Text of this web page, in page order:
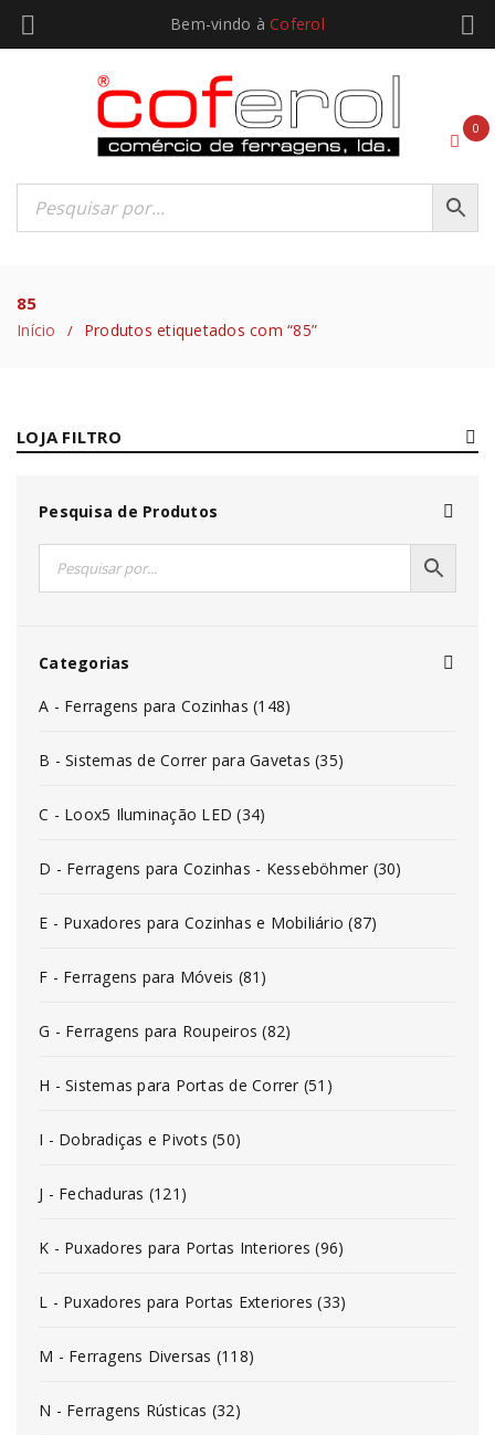
Bem-vindo à Coferol
0
85
Início / Produtos etiquetados com “85”
LOJA FILTRO
Pesquisa de Produtos
Categorias
A - Ferragens para Cozinhas (148)
B - Sistemas de Correr para Gavetas (35)
C - Loox5 Iluminação LED (34)
D - Ferragens para Cozinhas - Kesseböhmer (30)
E - Puxadores para Cozinhas e Mobiliário (87)
F - Ferragens para Móveis (81)
G - Ferragens para Roupeiros (82)
H - Sistemas para Portas de Correr (51)
I - Dobradiças e Pivots (50)
J - Fechaduras (121)
K - Puxadores para Portas Interiores (96)
L - Puxadores para Portas Exteriores (33)
M - Ferragens Diversas (118)
N - Ferragens Rústicas (32)